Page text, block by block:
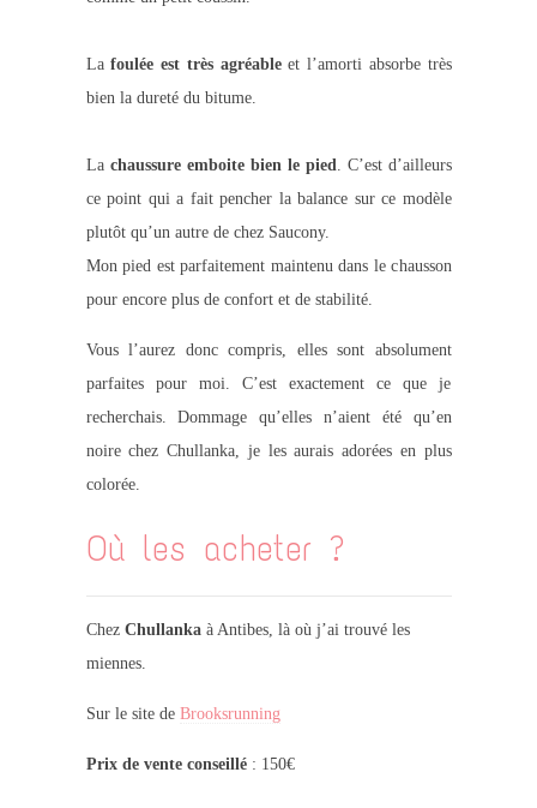
Lafoulée est très agréableet l’amorti absorbe très
bien la dureté du bitume.
La chaussure emboite bien le pied. C’est d’ailleurs
ce point qui a fait pencher la balance sur ce modèle
plutôt qu’un autre de chez Saucony.
Mon pied est parfaitement maintenu dans le chausson
pour encore plus de confort et de stabilité.
Vous l’aurez donc compris, elles sont absolument
parfaites pour moi. C’est exactement ce que je
recherchais. Dommage qu’elles n’aient été qu’en
noire chez Chullanka, je les aurais adorées en plus
colorée.
Où les acheter ?
Chez Chullankaà Antibes, là où j’ai trouvé les
miennes.
Sur le site de Brooksrunning
Prix de vente conseillé: 150€